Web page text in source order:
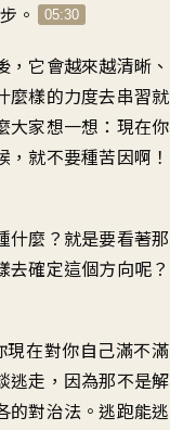
。
05:30
它會越來越清晰、
麼樣的力度去串習就
大家想一想：現在你
就不要種苦因啊！
什麼？就是要看著那
確定這個方向呢？
在對你自己滿不滿
逃走，因為那不是解
的對治法。逃跑能逃